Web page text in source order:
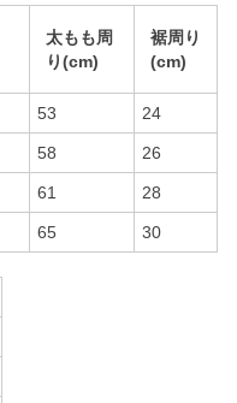
太もも周
り(cm)
裾周り
(cm)
53 24
58 26
61 28
65 30